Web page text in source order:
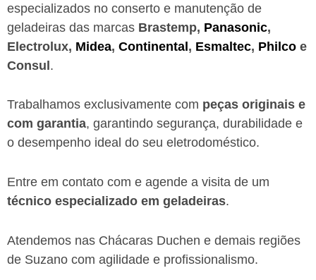
especializados no conserto e manutenção de
geladeiras das marcas Brastemp, Panasonic,
Electrolux, Midea, Continental, Esmaltec, Philco e
Consul.
Trabalhamos exclusivamente com peças originais e
com garantia, garantindo segurança, durabilidade e
o desempenho ideal do seu eletrodoméstico.
Entre em contato com e agende a visita de um
técnico especializado em geladeiras.
Atendemos nas Chácaras Duchen e demais regiões
de Suzano com agilidade e profissionalismo.